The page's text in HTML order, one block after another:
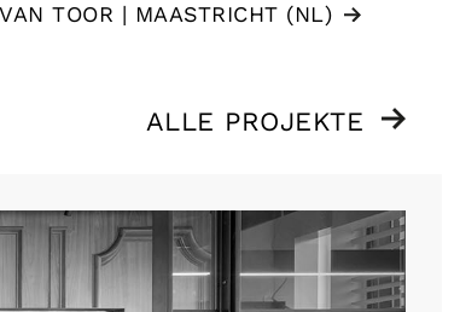
TOOR | MAASTRICHT (NL)
ALLE PROJEKTE